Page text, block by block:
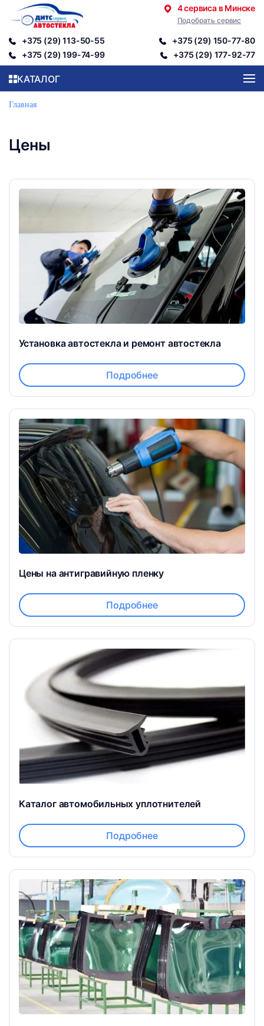
4 сервиса в Минске
Подобрать сервис
+375 (29) 113-50-55
+375 (29) 199-74-99
+375 (29) 150-77-80
+375 (29) 177-92-77
КАТАЛОГ
Главная
Цены
Установка автостекла и ремонт автостекла
Подробнее
Цены на антигравийную пленку
Подробнее
Каталог автомобильных уплотнителей
Подробнее